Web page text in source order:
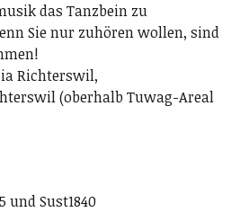
das Tanzbein zu
Sie nur zuhören wollen, sind
Richterswil,
(oberhalb Tuwag-Areal
und Sust1840